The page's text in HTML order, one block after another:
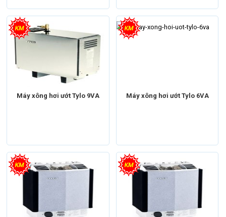
Máy xông hơi ướt Tylo 9VA Máy xông hơi ướt Tylo 6VA